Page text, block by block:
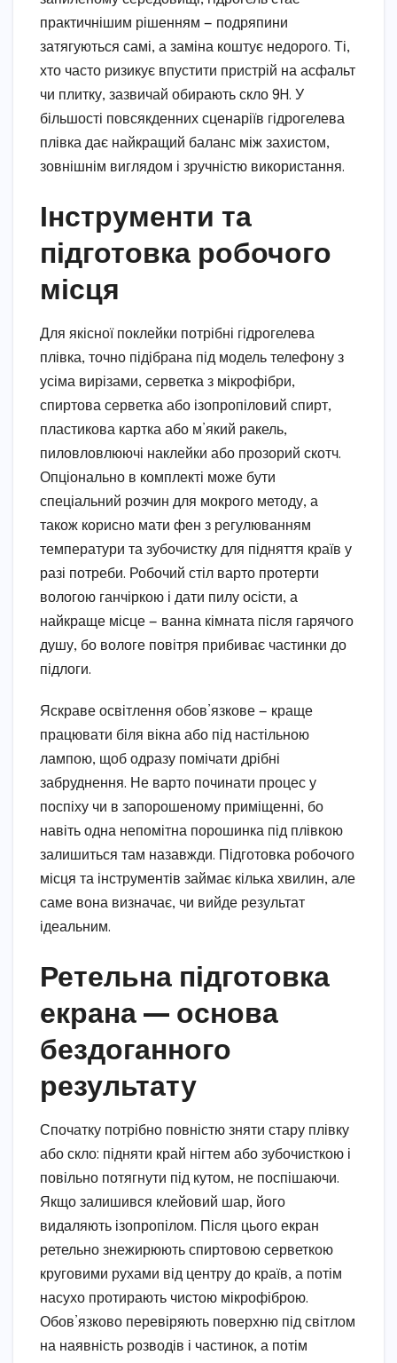
практичнішим рішенням — подряпини
затягуються самі, а заміна коштує недорого. Ті,
хто часто ризикує впустити пристрій на асфальт
чи плитку, зазвичай обирають скло 9H. У
більшості повсякденних сценаріїв гідрогелева
плівка дає найкращий баланс між захистом,
зовнішнім виглядом і зручністю використання.
Інструменти та
підготовка робочого
місця
Для якісної поклейки потрібні гідрогелева
плівка, точно підібрана під модель телефону з
усіма вирізами, серветка з мікрофібри,
спиртова серветка або ізопропіловий спирт,
пластикова картка або м’який ракель,
пиловловлюючі наклейки або прозорий скотч.
Опціонально в комплекті може бути
спеціальний розчин для мокрого методу, а
також корисно мати фен з регулюванням
температури та зубочистку для підняття країв у
разі потреби. Робочий стіл варто протерти
вологою ганчіркою і дати пилу осісти, а
найкраще місце — ванна кімната після гарячого
душу, бо вологе повітря прибиває частинки до
підлоги.
Яскраве освітлення обов’язкове — краще
працювати біля вікна або під настільною
лампою, щоб одразу помічати дрібні
забруднення. Не варто починати процес у
поспіху чи в запорошеному приміщенні, бо
навіть одна непомітна порошинка під плівкою
залишиться там назавжди. Підготовка робочого
місця та інструментів займає кілька хвилин, але
саме вона визначає, чи вийде результат
ідеальним.
Ретельна підготовка
екрана — основа
бездоганного
результату
Спочатку потрібно повністю зняти стару плівку
або скло: підняти край нігтем або зубочисткою і
повільно потягнути під кутом, не поспішаючи.
Якщо залишився клейовий шар, його
видаляють ізопропілом. Після цього екран
ретельно знежирюють спиртовою серветкою
круговими рухами від центру до країв, а потім
насухо протирають чистою мікрофіброю.
Обов’язково перевіряють поверхню під світлом
на наявність розводів і частинок, а потім